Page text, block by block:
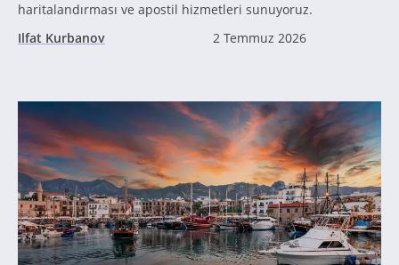
haritalandırması ve apostil hizmetleri sunuyoruz.
Ilfat Kurbanov
2 Temmuz 2026